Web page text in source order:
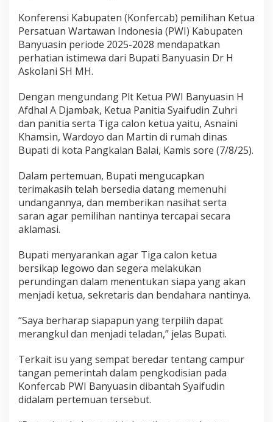
m
a
s
i
P
P
e
m
i
l
i
a
n
K
t
P
W
B
a
y
u
a
i
n
Konferensi Kabupaten (Konfercab) pemilihan Ketua
Persatuan Wartawan Indonesia (PWI) Kabupaten
Banyuasin periode 2025-2028 mendapatkan
perhatian istimewa dari Bupati Banyuasin Dr H
Askolani SH MH.
Dengan mengundang Plt Ketua PWI Banyuasin H
Afdhal A Djambak, Ketua Panitia Syaifudin Zuhri
dan panitia serta Tiga calon ketua yaitu, Asnaini
Khamsin, Wardoyo dan Martin di rumah dinas
Bupati di kota Pangkalan Balai, Kamis sore (7/8/25).
Dalam pertemuan, Bupati mengucapkan
terimakasih telah bersedia datang memenuhi
undangannya, dan memberikan nasihat serta
saran agar pemilihan nantinya tercapai secara
aklamasi.
Bupati menyarankan agar Tiga calon ketua
bersikap legowo dan segera melakukan
perundingan dalam menentukan siapa yang akan
menjadi ketua, sekretaris dan bendahara nantinya.
“Saya berharap siapapun yang terpilih dapat
merangkul dan menjadi teladan,” jelas Bupati.
Terkait isu yang sempat beredar tentang campur
tangan pemerintah dalam pengkodisian pada
Konfercab PWI Banyuasin dibantah Syaifudin
didalam pertemuan tersebut.